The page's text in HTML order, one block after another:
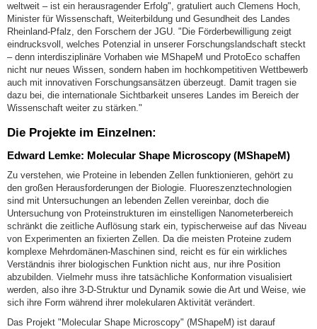
weltweit – ist ein herausragender Erfolg", gratuliert auch Clemens Hoch,
Minister für Wissenschaft, Weiterbildung und Gesundheit des Landes
Rheinland-Pfalz, den Forschern der JGU. "Die Förderbewilligung zeigt
eindrucksvoll, welches Potenzial in unserer Forschungslandschaft steckt
– denn interdisziplinäre Vorhaben wie MShapeM und ProtoEco schaffen
nicht nur neues Wissen, sondern haben im hochkompetitiven Wettbewerb
auch mit innovativen Forschungsansätzen überzeugt. Damit tragen sie
dazu bei, die internationale Sichtbarkeit unseres Landes im Bereich der
Wissenschaft weiter zu stärken."
Die Projekte im Einzelnen:
Edward Lemke: Molecular Shape Microscopy (MShapeM)
Zu verstehen, wie Proteine in lebenden Zellen funktionieren, gehört zu
den großen Herausforderungen der Biologie. Fluoreszenztechnologien
sind mit Untersuchungen an lebenden Zellen vereinbar, doch die
Untersuchung von Proteinstrukturen im einstelligen Nanometerbereich
schränkt die zeitliche Auflösung stark ein, typischerweise auf das Niveau
von Experimenten an fixierten Zellen. Da die meisten Proteine zudem
komplexe Mehrdomänen-Maschinen sind, reicht es für ein wirkliches
Verständnis ihrer biologischen Funktion nicht aus, nur ihre Position
abzubilden. Vielmehr muss ihre tatsächliche Konformation visualisiert
werden, also ihre 3-D-Struktur und Dynamik sowie die Art und Weise, wie
sich ihre Form während ihrer molekularen Aktivität verändert.
Das Projekt "Molecular Shape Microscopy" (MShapeM) ist darauf